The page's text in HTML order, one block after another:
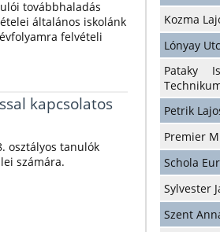
továbbhaladás
általános iskolánk
felvételi
kapcsolatos
osztályos tanulók
számára.
Kozma
Lónyay
Pataky
Petrik
Premier
Schola
Sylvester
Szent